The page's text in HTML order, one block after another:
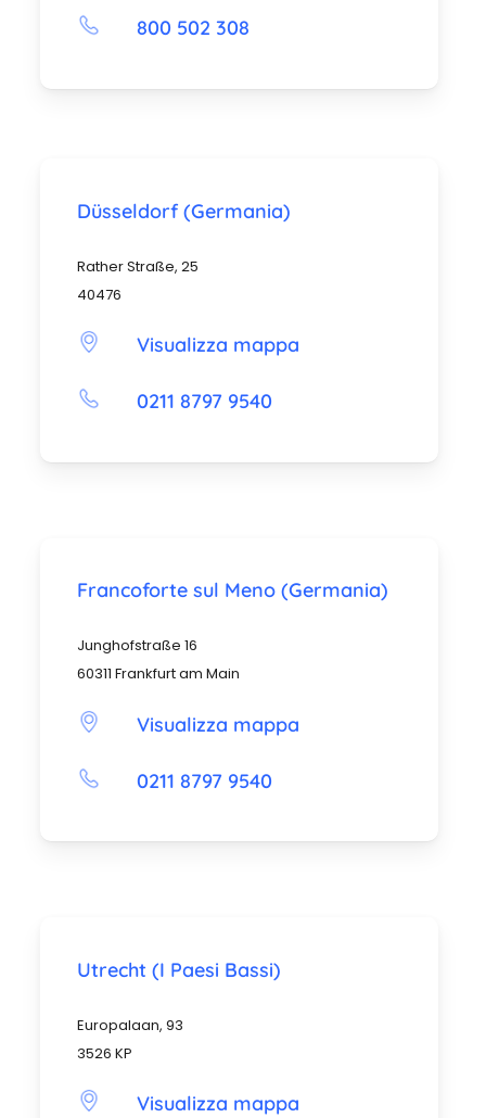
800 502 308
Düsseldorf (Germania)
Rather Straße, 25
40476
Visualizza mappa
0211 8797 9540
Francoforte sul Meno (Germania)
Junghofstraße 16
60311 Frankfurt am Main
Visualizza mappa
0211 8797 9540
Utrecht (I Paesi Bassi)
Europalaan, 93
3526 KP
Visualizza mappa